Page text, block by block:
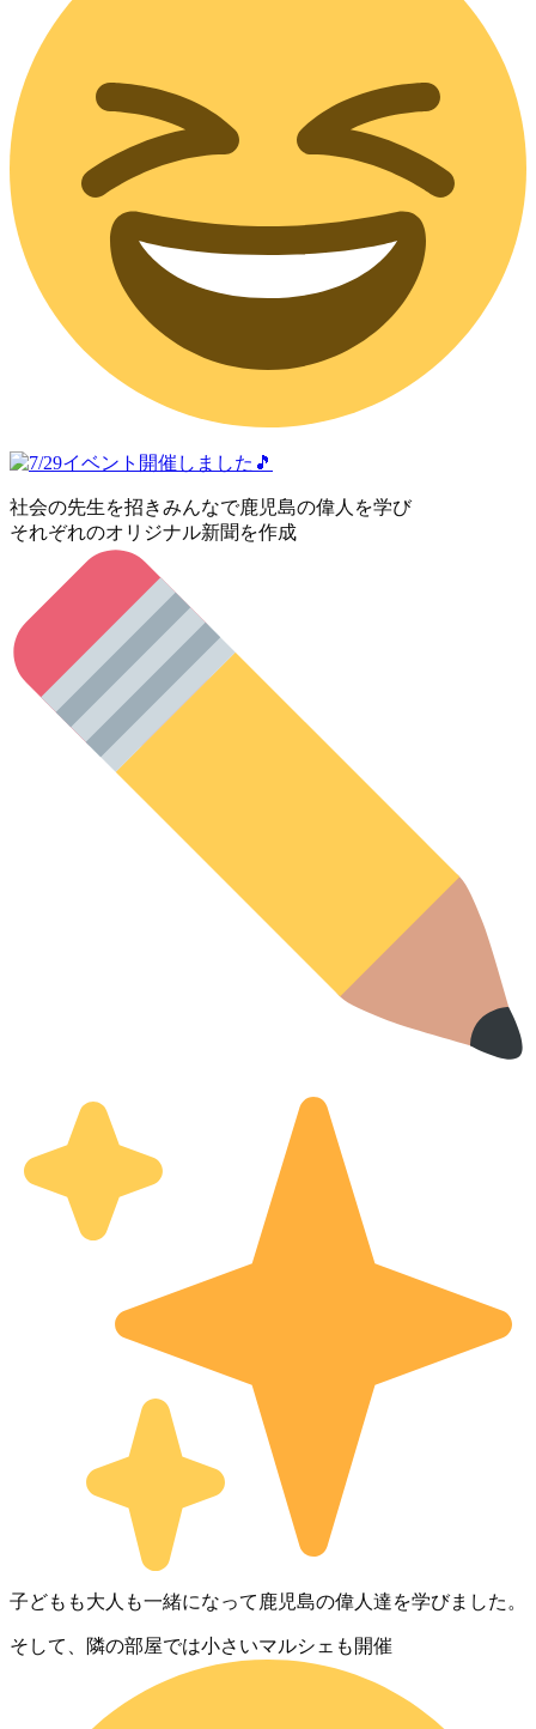
社会の先生を招きみんなで鹿児島の偉人を学び
それぞれのオリジナル新聞を作成
子どもも大人も一緒になって鹿児島の偉人達を学びました。
そして、隣の部屋では小さいマルシェも開催